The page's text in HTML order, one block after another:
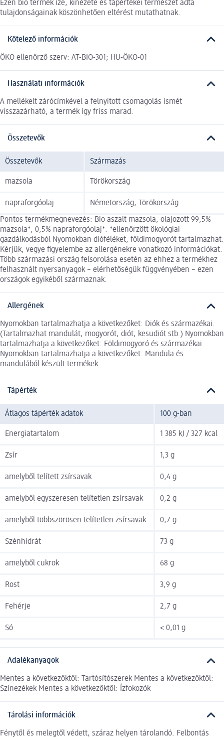
Ezen bio termék íze, kinézete és tápértékei természet adta
tulajdonságainak köszönhetően eltérést mutathatnak.
Kötelező információk
ÖKO ellenőrző szerv: AT-BIO-301; HU-ÖKO-01
Használati információk
A mellékelt zárócímkével a felnyitott csomagolás ismét
visszazárható, a termék így friss marad.
Összetevők
Összetevők Származás
mazsola Törökország
napraforgóolaj Németország, Törökország
Pontos termékmegnevezés: Bio aszalt mazsola, olajozott 99,5%
mazsola*, 0,5% napraforgóolaj*. *ellenőrzött ökológiai
gazdálkodásból Nyomokban dióféléket, földimogyorót tartalmazhat.
Kérjük, vegye figyelembe az allergénekre vonatkozó információkat.
Több származási ország felsorolása esetén az ehhez a termékhez
felhasznált nyersanyagok – elérhetőségük függvényében – ezen
országok egyikéből származnak.
Allergének
Nyomokban tartalmazhatja a következőket: Diók és származékai.
(Tartalmazhat mandulát, mogyorót, diót, kesudiót stb.) Nyomokban
tartalmazhatja a következőket: Földimogyoró és származékai
Nyomokban tartalmazhatja a következőket: Mandula és
mandulából készült termékek
Tápérték
Átlagos tápérték adatok 100 g-ban
Energiatartalom 1 385 kJ / 327 kcal
Zsír 1,3 g
amelyből telített zsírsavak 0,4 g
amelyből egyszeresen telítetlen zsírsavak 0,2 g
amelyből többszörösen telítetlen zsírsavak 0,7 g
Szénhidrát 73 g
amelyből cukrok 68 g
Rost 3,9 g
Fehérje 2,7 g
Só < 0,01 g
Adalékanyagok
Mentes a következőktől: Tartósítószerek Mentes a következőktől:
Színezékek Mentes a következőktől: Ízfokozók
Tárolási információk
Fénytől és melegtől védett, száraz helyen tárolandó. Felbontás